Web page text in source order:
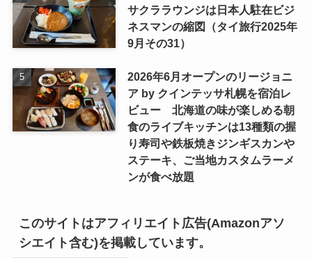
サクララウンジは日本人駐在ビジ
ネスマンの縮図（タイ旅行2025年
9月その31）
2026年6月オープンのリージョニ
ア by クインテッサ札幌を宿泊レ
ビュー 北海道の味が楽しめる朝
食のライブキッチンは13種類の握
り寿司や鉄板焼きジンギスカンや
ステーキ、ご当地カスタムラーメ
ンが食べ放題
このサイトはアフィリエイト広告(Amazonアソ
シエイト含む)を掲載しています。